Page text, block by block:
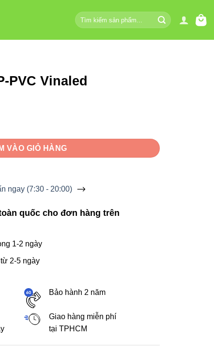
Tìm
kiếm:
PVC Vinaled
lượng
VÀO GIỎ HÀNG
ngay (7:30 - 20:00)
quốc cho đơn hàng trên
1-2 ngày
2-5 ngày
Bảo hành 2 năm
Giao hàng miễn phí
tại TPHCM